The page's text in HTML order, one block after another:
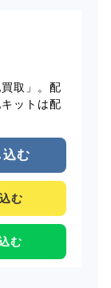
取」。配
ットは配
込む
む
む